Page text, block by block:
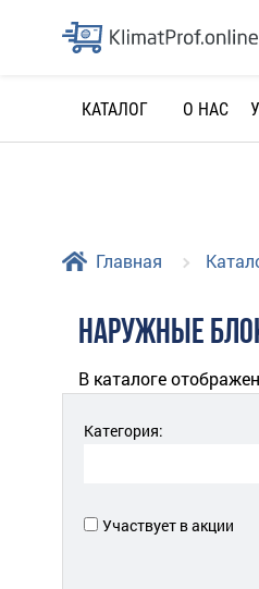
КАТАЛОГ О НАС
Главная
НАРУЖНЫЕ
В каталоге
Категория:
Участвует в акции